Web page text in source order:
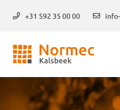
+31 592 35 00 00